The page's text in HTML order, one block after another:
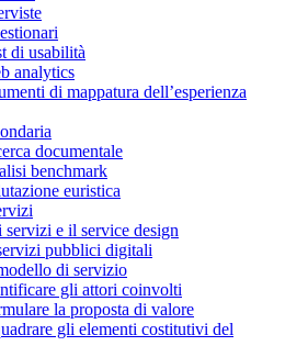
di usabilità
analytics
di mappatura dell’esperienza
documentale
benchmark
euristica
servizi e il service design
pubblici digitali
di servizio
gli attori coinvolti
la proposta di valore
gli elementi costitutivi del